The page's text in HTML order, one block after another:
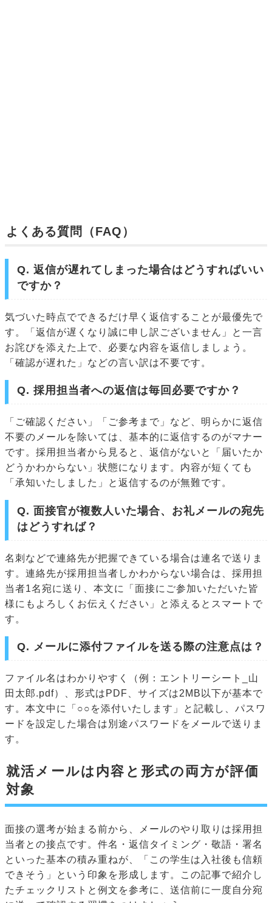
よくある質問（FAQ）
Q. 返信が遅れてしまった場合はどうすればいい
ですか？
気づいた時点でできるだけ早く返信することが最優先で
す。「返信が遅くなり誠に申し訳ございません」と一言
お詫びを添えた上で、必要な内容を返信しましょう。
「確認が遅れた」などの言い訳は不要です。
Q. 採用担当者への返信は毎回必要ですか？
「ご確認ください」「ご参考まで」など、明らかに返信
不要のメールを除いては、基本的に返信するのがマナー
です。採用担当者から見ると、返信がないと「届いたか
どうかわからない」状態になります。内容が短くても
「承知いたしました」と返信するのが無難です。
Q. 面接官が複数人いた場合、お礼メールの宛先
はどうすれば？
名刺などで連絡先が把握できている場合は連名で送りま
す。連絡先が採用担当者しかわからない場合は、採用担
当者1名宛に送り、本文に「面接にご参加いただいた皆
様にもよろしくお伝えください」と添えるとスマートで
す。
Q. メールに添付ファイルを送る際の注意点は？
ファイル名はわかりやすく（例：エントリーシート_山
田太郎.pdf）、形式はPDF、サイズは2MB以下が基本で
す。本文中に「○○を添付いたします」と記載し、パスワ
ードを設定した場合は別途パスワードをメールで送りま
す。
就活メールは内容と形式の両方が評価
対象
面接の選考が始まる前から、メールのやり取りは採用担
当者との接点です。件名・返信タイミング・敬語・署名
といった基本の積み重ねが、「この学生は入社後も信頼
できそう」という印象を形成します。この記事で紹介し
たチェックリストと例文を参考に、送信前に一度自分宛